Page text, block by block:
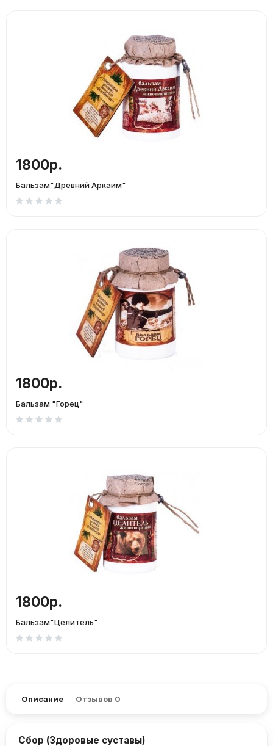
1800р.
Бальзам"Древний Аркаим"
1800р.
Бальзам "Горец"
1800р.
Бальзам"Целитель"
Описание Отзывов 0
Сбор (Здоровые суставы)